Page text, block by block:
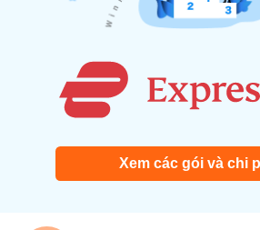
Xem các gói và chi